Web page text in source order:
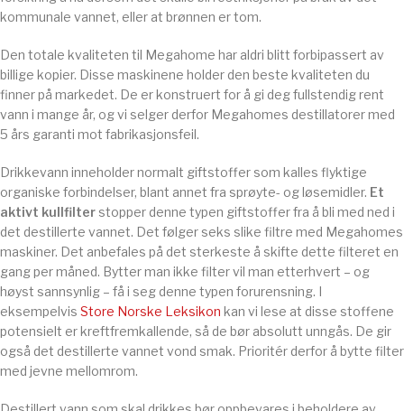
kommunale vannet, eller at brønnen er tom.
Den totale kvaliteten til Megahome har aldri blitt forbipassert av
billige kopier. Disse maskinene holder den beste kvaliteten du
finner på markedet. De er konstruert for å gi deg fullstendig rent
vann i mange år, og vi selger derfor Megahomes destillatorer med
5 års garanti mot fabrikasjonsfeil.
Drikkevann inneholder normalt giftstoffer som kalles flyktige
organiske forbindelser, blant annet fra sprøyte- og løsemidler. Et
aktivt kullfilter stopper denne typen giftstoffer fra å bli med ned i
det destillerte vannet. Det følger seks slike filtre med Megahomes
maskiner. Det anbefales på det sterkeste å skifte dette filteret en
gang per måned. Bytter man ikke filter vil man etterhvert – og
høyst sannsynlig – få i seg denne typen forurensning. I
eksempelvis Store Norske Leksikon kan vi lese at disse stoffene
potensielt er kreftfremkallende, så de bør absolutt unngås. De gir
også det destillerte vannet vond smak. Prioritér derfor å bytte filter
med jevne mellomrom.